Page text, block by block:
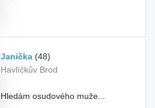
Janička (48)
Havlíčkův Brod
Hledám osudového muže...